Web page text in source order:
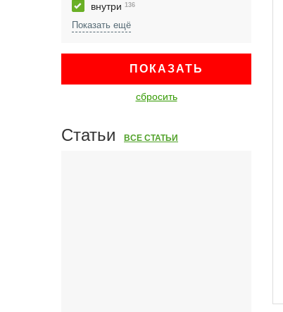
внутри 136
ПОКАЗАТЬ
сбросить
Статьи ВСЕ СТАТЬИ